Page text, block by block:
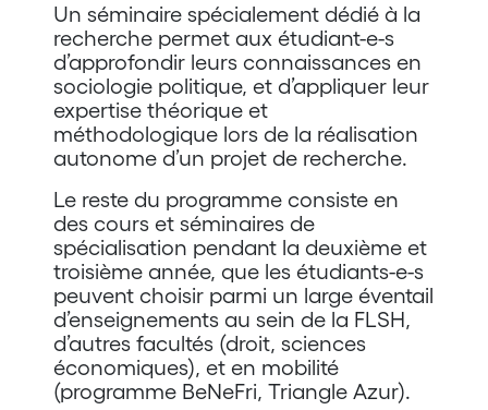
Un séminaire spécialement dédié à la
recherche permet aux étudiant-e-s
d’approfondir leurs connaissances en
sociologie politique, et d’appliquer leur
expertise théorique et
méthodologique lors de la réalisation
autonome d’un projet de recherche.
Le reste du programme consiste en
des cours et séminaires de
spécialisation pendant la deuxième et
troisième année, que les étudiants-e-s
peuvent choisir parmi un large éventail
d’enseignements au sein de la FLSH,
d’autres facultés (droit, sciences
économiques), et en mobilité
(programme BeNeFri, Triangle Azur).